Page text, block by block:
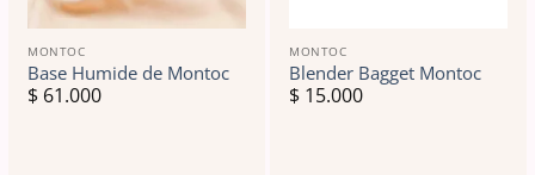
MONTOC
Base Humide de Montoc
$ 61.000
MONTOC
Blender Bagget Montoc
$ 15.000